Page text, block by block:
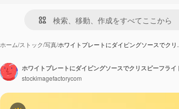
ホーム/ストック/写真/ホワイトプレートにダイピングソースでク
ホワイトプレートにダイピングソースでクリスピーフライ
stockimagefactorycom